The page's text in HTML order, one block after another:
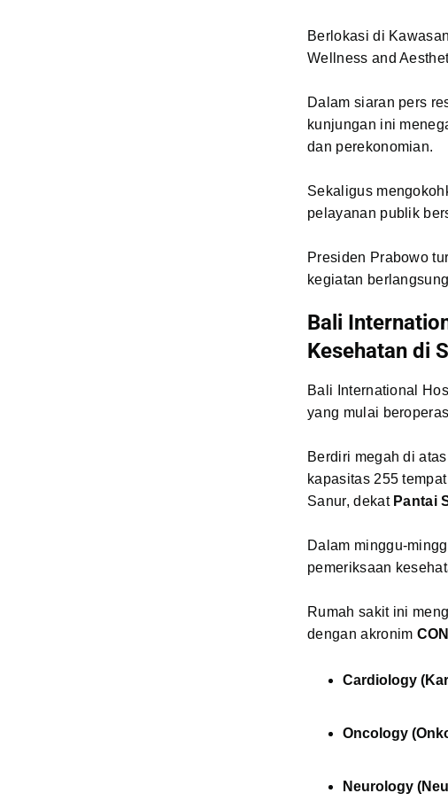
Berlokasi di
Wellness and
Dalam siaran pers
kunjungan ini
dan perekonomian.
Sekaligus
pelayanan publik
Presiden Prabowo
kegiatan
Bali
Kesehatan di
Bali International
yang mulai
Berdiri megah di
kapasitas 255
Sanur, dekat Pantai
Dalam minggu-
pemeriksaan
Rumah sakit ini
dengan akronim
Cardiology
Oncology
Neurology